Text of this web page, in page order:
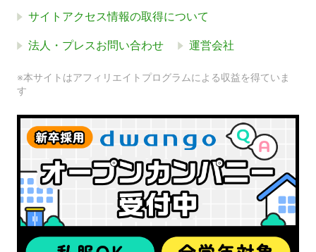
サイトアクセス情報の取得について
法人・プレスお問い合わせ 運営会社
※本サイトはアフィリエイトプログラムによる収益を得ていま
す